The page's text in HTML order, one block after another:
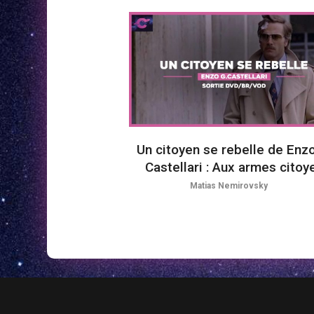
Un citoyen se rebelle de
Castellari : Aux armes
Matias Nemirovsky